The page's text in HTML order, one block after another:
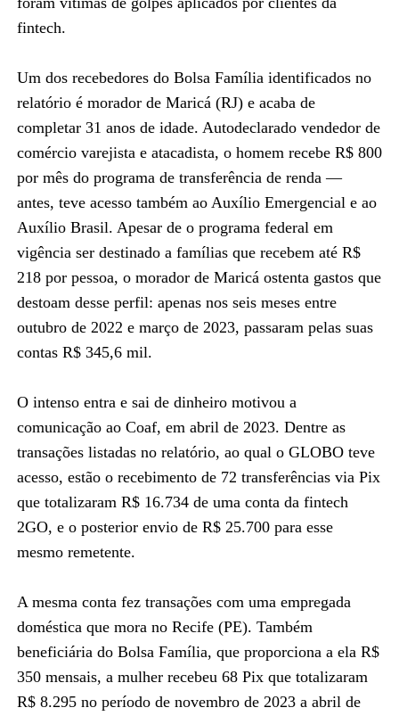
fintech.
Um dos recebedores do Bolsa Família identificados no
relatório é morador de Maricá (RJ) e acaba de
completar 31 anos de idade. Autodeclarado vendedor de
comércio varejista e atacadista, o homem recebe R$ 800
por mês do programa de transferência de renda —
antes, teve acesso também ao Auxílio Emergencial e ao
Auxílio Brasil. Apesar de o programa federal em
vigência ser destinado a famílias que recebem até R$
218 por pessoa, o morador de Maricá ostenta gastos que
destoam desse perfil: apenas nos seis meses entre
outubro de 2022 e março de 2023, passaram pelas suas
contas R$ 345,6 mil.
O intenso entra e sai de dinheiro motivou a
comunicação ao Coaf, em abril de 2023. Dentre as
transações listadas no relatório, ao qual o GLOBO teve
acesso, estão o recebimento de 72 transferências via Pix
que totalizaram R$ 16.734 de uma conta da fintech
2GO, e o posterior envio de R$ 25.700 para esse
mesmo remetente.
A mesma conta fez transações com uma empregada
doméstica que mora no Recife (PE). Também
beneficiária do Bolsa Família, que proporciona a ela R$
350 mensais, a mulher recebeu 68 Pix que totalizaram
R$ 8.295 no período de novembro de 2023 a abril de